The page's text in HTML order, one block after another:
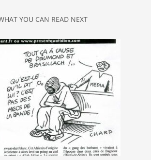
YOU CAN READ NEXT